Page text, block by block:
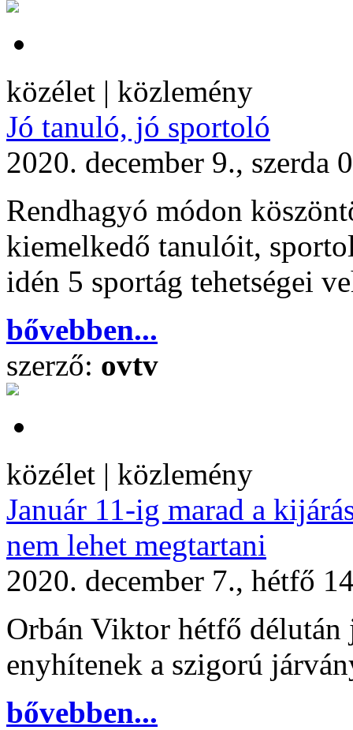
közélet | közlemény
Jó tanuló, jó sportoló
2020. december 9., szerda
Rendhagyó módon
kiemelkedő tanulóit,
idén 5 sportág tehetségei
bővebben...
szerző: ovtv
közélet | közlemény
Január 11-ig marad a
nem lehet megtartani
2020. december 7., hétfő
Orbán Viktor hétfő délután
enyhítenek a szigorú
bővebben...